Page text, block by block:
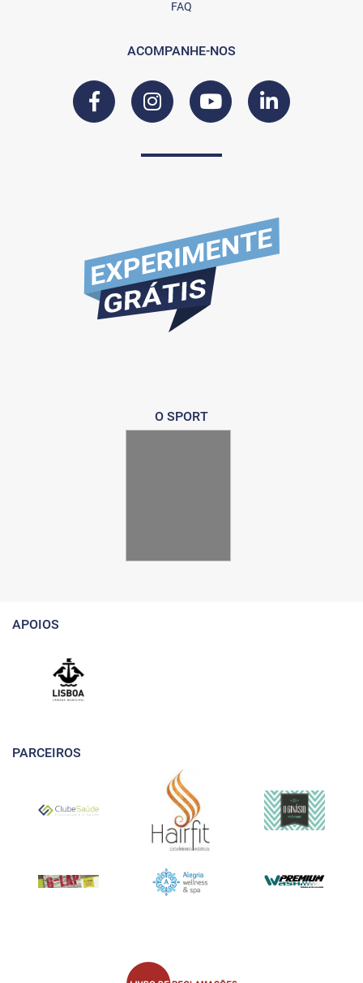
FAQ
ACOMPANHE-NOS
O SPORT
APOIOS
PARCEIROS